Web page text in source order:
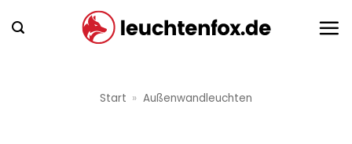
Inhalt
Start » Außenwandleuchten